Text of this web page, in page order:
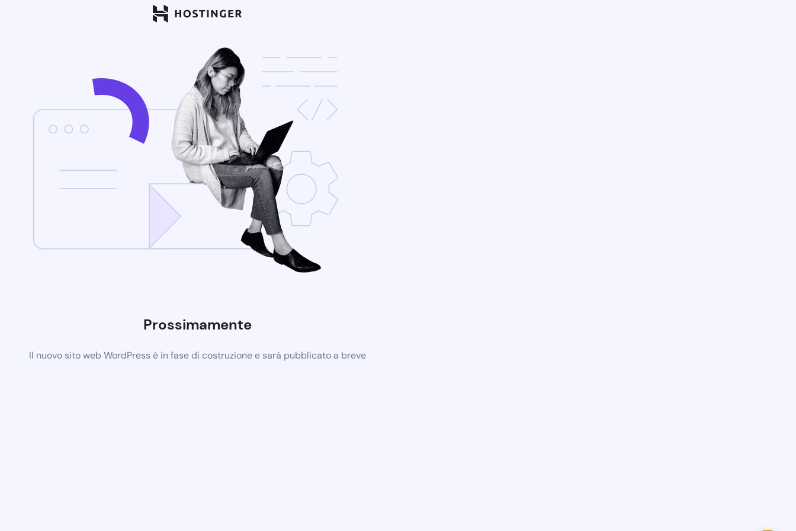
Prossimamente
Il nuovo sito web WordPress è in fase di costruzione e sarà pubblicato a breve